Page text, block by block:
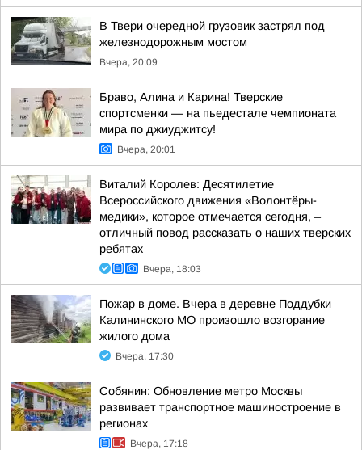
В Твери очередной грузовик застрял под
железнодорожным мостом
Вчера, 20:09
Браво, Алина и Карина! Тверские
спортсменки — на пьедестале чемпионата
мира по джиуджитсу!
Вчера, 20:01
Виталий Королев: Десятилетие
Всероссийского движения «Волонтёры-
медики», которое отмечается сегодня, –
отличный повод рассказать о наших тверских
ребятах
Вчера, 18:03
Пожар в доме. Вчера в деревне Поддубки
Калининского МО произошло возгорание
жилого дома
Вчера, 17:30
Собянин: Обновление метро Москвы
развивает транспортное машиностроение в
регионах
Вчера, 17:18